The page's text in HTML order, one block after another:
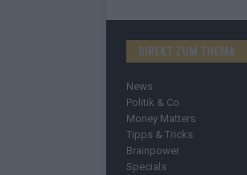
DIREKT ZUM THEMA
News
Politik & Co
Money Matters
Tipps & Tricks
Brainpower
Specials